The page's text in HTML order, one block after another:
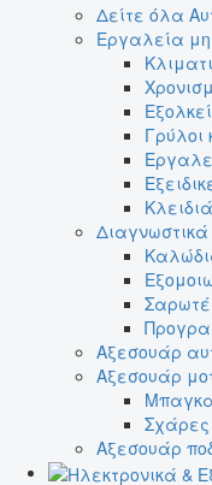
Δείτε όλα
Εργαλεία
Γρύλοι
Αξεσουάρ
Αξεσουάρ
Σχάρες
Αξεσουάρ